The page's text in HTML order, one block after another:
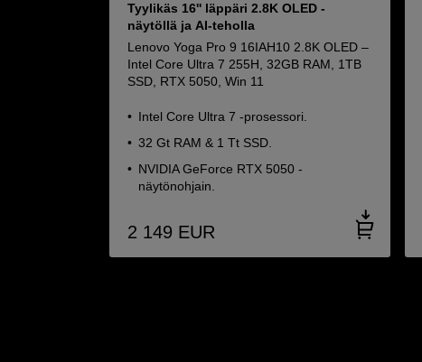
Tyylikäs 16'' läppäri 2.8K OLED -
näytöllä ja AI-teholla
Lenovo Yoga Pro 9 16IAH10 2.8K OLED –
Intel Core Ultra 7 255H, 32GB RAM, 1TB
SSD, RTX 5050, Win 11
Intel Core Ultra 7 -prosessori.
32 Gt RAM & 1 Tt SSD.
NVIDIA GeForce RTX 5050 -
näytönohjain.
2 149 EUR